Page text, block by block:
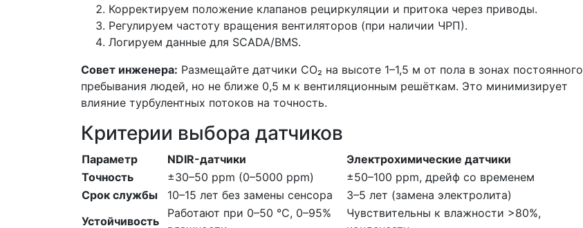
Корректируем положение клапанов рециркуляции и притока через приводы.
Регулируем частоту вращения вентиляторов (при наличии ЧРП).
Логируем данные для SCADA/BMS.
Совет инженера: Размещайте датчики CO₂ на высоте 1–1,5 м от пола в зонах постоянного
пребывания людей, но не ближе 0,5 м к вентиляционным решёткам. Это минимизирует
влияние турбулентных потоков на точность.
Критерии выбора датчиков
Параметр NDIR-датчики
Электрохимические датчики
Точность
±30–50 ppm (0–5000 ppm)
±50–100 ppm, дрейф со временем
Срок службы
10–15 лет без замены сенсора
3–5 лет (замена электролита)
Устойчивость
Работают при 0–50 °C, 0–95%
Чувствительны к влажности >80%,